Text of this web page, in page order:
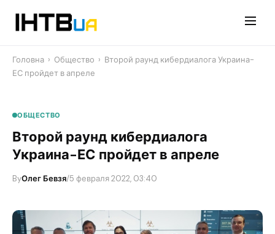
Головна › Общество › Второй раунд кибердиалога Украина-
ЕС пройдет в апреле
ОБЩЕСТВО
Второй раунд кибердиалога
Украина-ЕС пройдет в апреле
ByОлег Бевзя/5 февраля 2022, 03:40